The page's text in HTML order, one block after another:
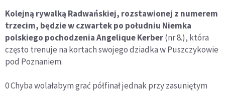
Kolejną rywalką Radwańskiej, rozstawionej z numerem
trzecim, będzie w czwartek po południu Niemka
polskiego pochodzenia Angelique Kerber(nr 8.), która
często trenuje na kortach swojego dziadka w Puszczykowie
pod Poznaniem.
0 Chyba wolałabym grać półfinał jednak przy zasuniętym